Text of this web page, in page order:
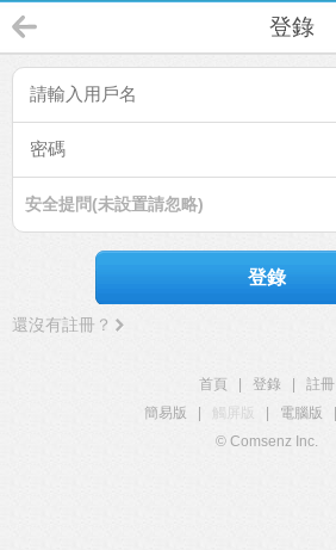
登錄
安全提問(未設置請忽略)
登錄
還沒有註冊？
首頁 登錄
註冊
簡易版
觸屏版 電腦版
© Comsenz Inc.